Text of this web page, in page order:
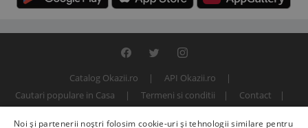
Catalog Okazii.ro
API Okazii.ro
Cautari populare in Casa
Termeni si conditii
Contact
Noi și partenerii noștri folosim cookie-uri și tehnologii similare pentru